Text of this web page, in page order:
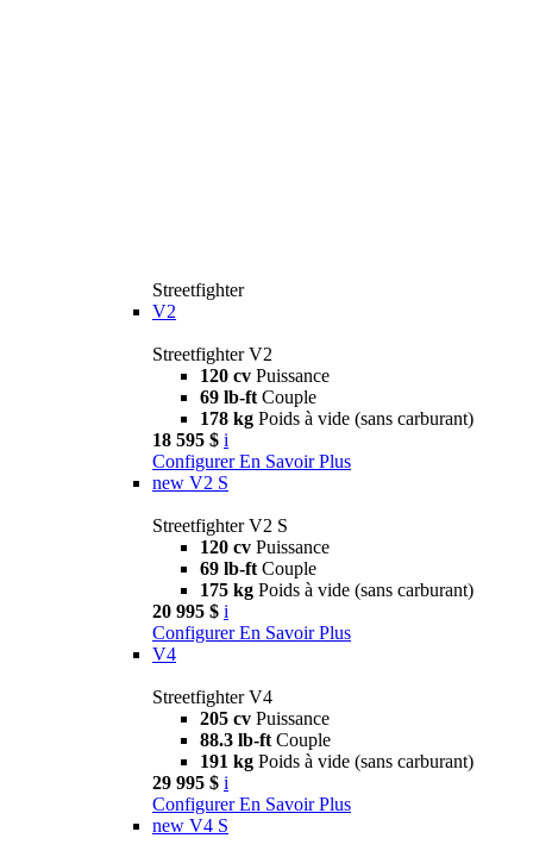
Streetfighter
V2
Streetfighter V2
120 cv Puissance
69 lb-ft Couple
178 kg Poids à vide (sans carburant)
18 595 $ i
Configurer En Savoir Plus
new V2 S
Streetfighter V2 S
120 cv Puissance
69 lb-ft Couple
175 kg Poids à vide (sans carburant)
20 995 $ i
Configurer En Savoir Plus
V4
Streetfighter V4
205 cv Puissance
88.3 lb-ft Couple
191 kg Poids à vide (sans carburant)
29 995 $ i
Configurer En Savoir Plus
new V4 S